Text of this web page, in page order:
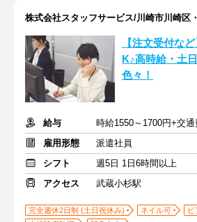
株式会社スタッフサービス/川崎市川崎区
【注文受付な
K♪高時給・土
色々！
給与
時給1550～1700円+交
雇用形態
派遣社員
シフト
週5日 1日6時間以上
アクセス
武蔵小杉駅
完全週休2日制 (土日祝休み) ネイル可